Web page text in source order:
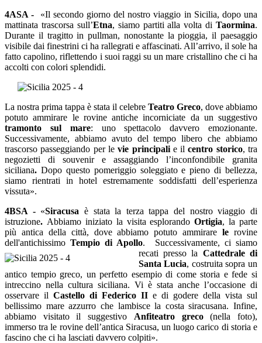
4ASA - «Il secondo giorno del nostro viaggio in Sicilia, dopo una
mattinata trascorsa sull’Etna, siamo partiti alla volta di Taormina.
Durante il tragitto in pullman, nonostante la pioggia, il paesaggio
visibile dai finestrini ci ha rallegrati e affascinati. All’arrivo, il sole ha
fatto capolino, riflettendo i suoi raggi su un mare cristallino che ci ha
accolti con colori splendidi.
La nostra prima tappa è stata il celebre Teatro Greco, dove abbiamo
potuto ammirare le rovine antiche incorniciate da un suggestivo
tramonto sul mare: uno spettacolo davvero emozionante.
Successivamente, abbiamo avuto del tempo libero che abbiamo
trascorso passeggiando per levie principalie ilcentro storico, tra
negozietti di souvenir e assaggiando l’inconfondibile granita
siciliana. Dopo questo pomeriggio soleggiato e pieno di bellezza,
siamo rientrati in hotel estremamente soddisfatti dell’esperienza
vissuta».
4BSA - «Siracusa è stata la terza tappa del nostro viaggio di
istruzione. Abbiamo iniziato la visita esplorandoOrtigia, la parte
più antica della città, dove abbiamo potuto ammirarelerovine
dell'antichissimoTempio di Apollo. Successivamente, ci siamo
recati presso la Cattedrale di
Santa Lucia, costruita sopra un
antico tempio greco, un perfetto esempio di come storia e fede si
intreccino nella cultura siciliana. Vi è stata anche l’occasione di
osservare il Castello di Federico II e di godere della vista sul
bellissimo mare azzurro che lambisce la costa siracusana. Infine,
abbiamo visitato il suggestivo Anfiteatro greco(nella foto),
immerso tra le rovine dell’antica Siracusa, un luogo carico di storia e
fascino che ci ha lasciati davvero colpiti».